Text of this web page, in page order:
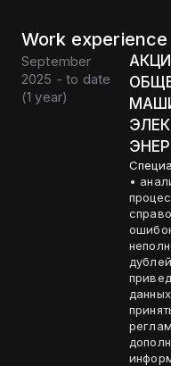
Work experience
September
2025 - to date
(1 year)
•